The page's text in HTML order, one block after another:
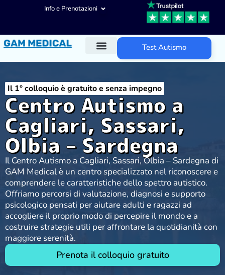
Info e Prenotazioni
Test Autismo
Il 1° colloquio è gratuito e senza impegno
Centro Autismo a
Cagliari, Sassari,
Olbia – Sardegna
Il Centro Autismo a Cagliari, Sassari, Olbia – Sardegna di
GAM Medical è un centro specializzato nel riconoscere e
comprendere le caratteristiche dello spettro autistico.
Offriamo percorsi di valutazione, diagnosi e supporto
psicologico pensati per aiutare adulti e ragazzi ad
accogliere il proprio modo di percepire il mondo e a
costruire strategie utili per affrontare la quotidianità con
maggiore serenità.
Prenota il colloquio gratuito